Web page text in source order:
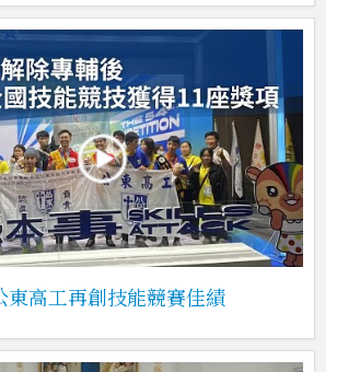
東高工再創技能競賽佳績